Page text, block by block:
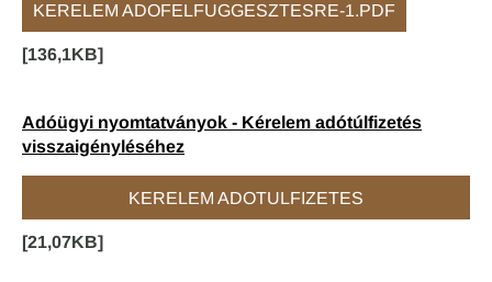
KERELEM ADOFELFUGGESZTESRE-1.PDF
[136,1KB]
Adóügyi nyomtatványok - Kérelem adótúlfizetés
visszaigényléséhez
KERELEM ADOTULFIZETES
[21,07KB]